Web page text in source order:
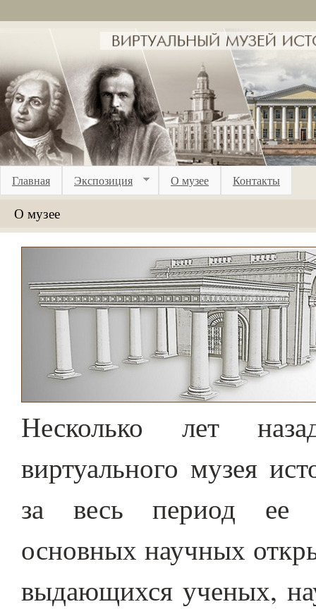
Главная Экспозиция О музее Контакты
О музее
Несколько лет
виртуального музея
за весь период ее
основных научных
выдающихся ученых,